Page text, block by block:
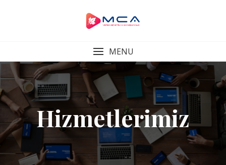
MENU
Hizmetlerimiz